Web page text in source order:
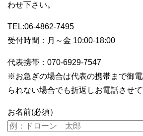
わせ下さい。
TEL:06-4862-7495
受付時間：月～金 10:00-18:00
代表携帯：070-6929-7547
※お急ぎの場合は代表の携帯まで御
られない場合でも折返しお電話させて
お名前(必須）